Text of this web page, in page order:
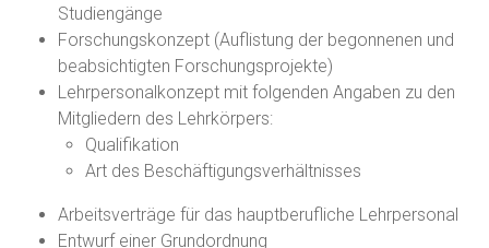
Studiengänge
Forschungskonzept (Auflistung der begonnenen und
beabsichtigten Forschungsprojekte)
Lehrpersonalkonzept mit folgenden Angaben zu den
Mitgliedern des Lehrkörpers:
Qualifikation
Art des Beschäftigungsverhältnisses
Arbeitsverträge für das hauptberufliche Lehrpersonal
Entwurf einer Grundordnung